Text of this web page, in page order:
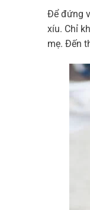
Để đứng
xíu. Chỉ
mẹ. Đến